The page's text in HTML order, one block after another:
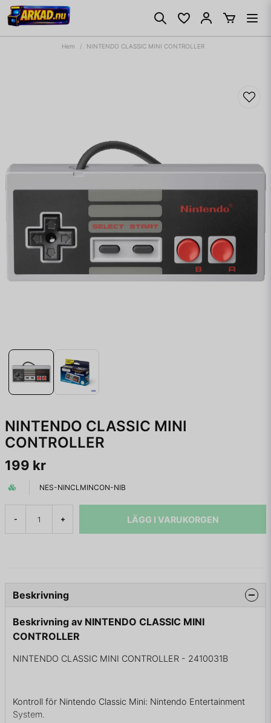
Hem NINTENDO CLASSIC MINI CONTROLLER
NINTENDO CLASSIC MINI
CONTROLLER
199 kr
NES-NINCLMINCON-NIB
- + LÄGG I VARUKORGEN
Beskrivning
Beskrivning av NINTENDO CLASSIC MINI
CONTROLLER
NINTENDO CLASSIC MINI CONTROLLER - 2410031B
Kontroll för Nintendo Classic Mini: Nintendo Entertainment
System.